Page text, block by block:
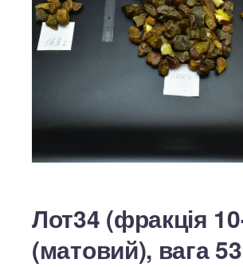
Лот34 (фракція
(матовий), вага